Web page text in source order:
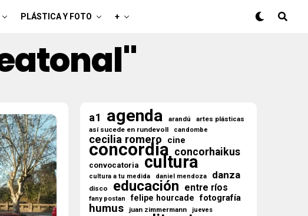
PLÁSTICA Y FOTO +
a1 agenda arandú artes plásticas
así sucede en rundevoll candombe
cecilia romero cine
concordia concorhaikus
convocatoria cultura
cultura a tu medida daniel mendoza danza
disco educación entre ríos
fany postan felipe hourcade fotografía
humus juan zimmermann jueves